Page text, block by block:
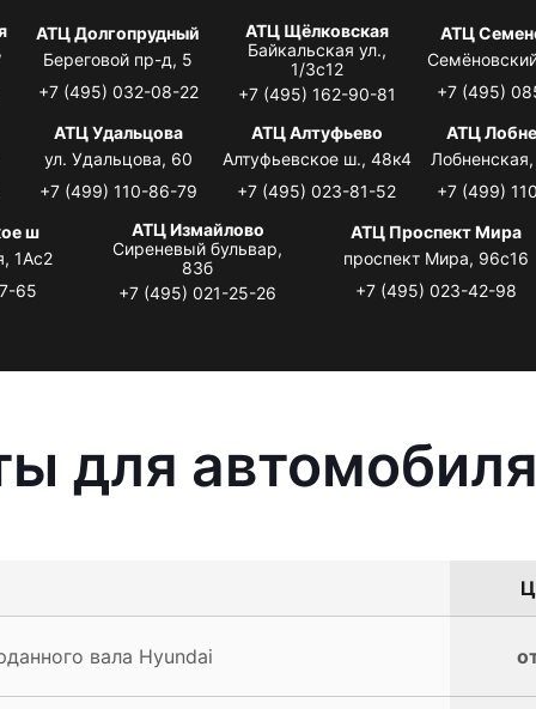
АТЦ Долгопрудный
Береговой пр-д, 5
+7 (495) 032-08-22
АТЦ Щёлковская
Байкальская ул.,
1/3с12
+7 (495) 162-90-81
АТЦ
+7 (495)
АТЦ Удальцова
ул. Удальцова, 60
+7 (499) 110-86-79
АТЦ Алтуфьево
Алтуфьевское ш., 48к4
+7 (495) 023-81-52
АТЦ
Лобненская,
+7 (499)
ш
1Ас2
65
АТЦ Измайлово
Сиреневый бульвар,
83б
+7 (495) 021-25-26
АТЦ Проспект Мира
проспект Мира, 96с16
+7 (495) 023-42-98
для
вала Hyundai